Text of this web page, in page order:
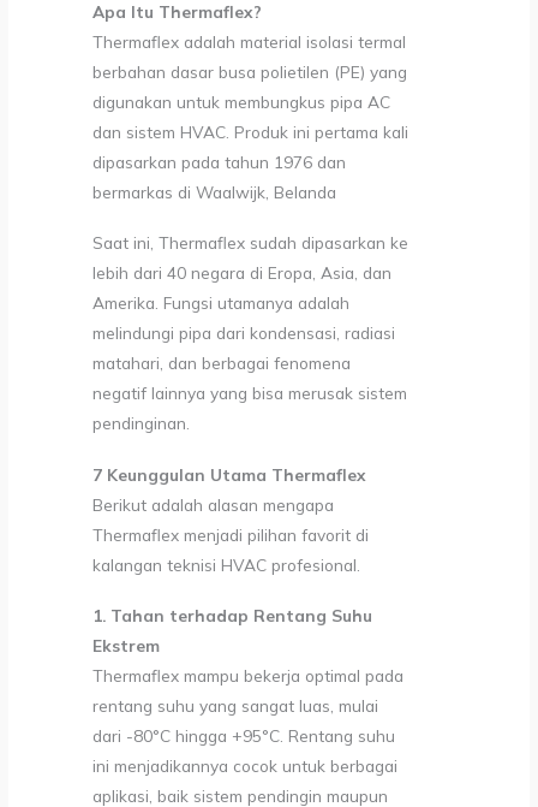
Apa Itu Thermaflex?
Thermaflex adalah material isolasi termal
berbahan dasar busa polietilen (PE) yang
digunakan untuk membungkus pipa AC
dan sistem HVAC. Produk ini pertama kali
dipasarkan pada tahun 1976 dan
bermarkas di Waalwijk, Belanda
Saat ini, Thermaflex sudah dipasarkan ke
lebih dari 40 negara di Eropa, Asia, dan
Amerika. Fungsi utamanya adalah
melindungi pipa dari kondensasi, radiasi
matahari, dan berbagai fenomena
negatif lainnya yang bisa merusak sistem
pendinginan.
7 Keunggulan Utama Thermaflex
Berikut adalah alasan mengapa
Thermaflex menjadi pilihan favorit di
kalangan teknisi HVAC profesional.
1. Tahan terhadap Rentang Suhu
Ekstrem
Thermaflex mampu bekerja optimal pada
rentang suhu yang sangat luas, mulai
dari -80°C hingga +95°C. Rentang suhu
ini menjadikannya cocok untuk berbagai
aplikasi, baik sistem pendingin maupun